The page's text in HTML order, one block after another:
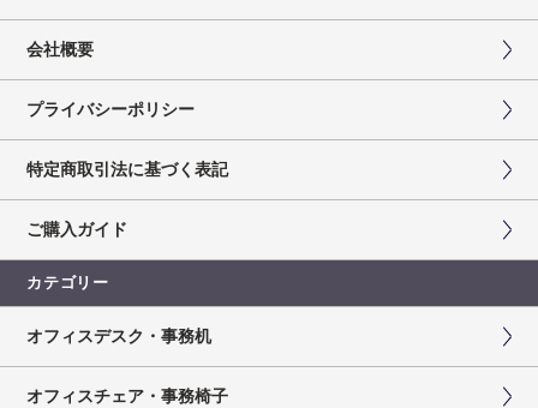
会社概要
プライバシーポリシー
特定商取引法に基づく表記
ご購入ガイド
カテゴリー
オフィスデスク・事務机
オフィスチェア・事務椅子